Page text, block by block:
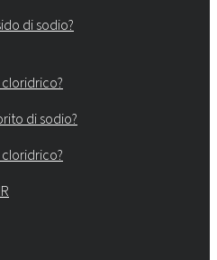
di sodio?
di sodio?